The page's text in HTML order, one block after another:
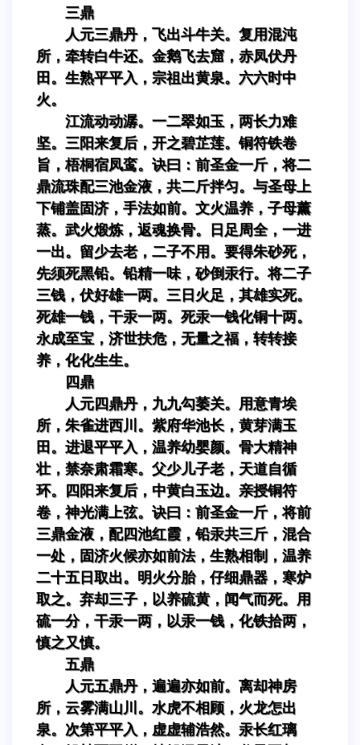
三鼎
人元三鼎丹，飞出斗牛关。复用混沌
所，牵转白牛还。金鹅飞去窟，赤凤伏丹
田。生熟平平入，宗祖出黄泉。六六时中
火。
江流动动潺。一二翠如玉，两长力难
坚。三阳来复后，开之碧芷莲。铜符铁卷
旨，梧桐宿凤鸾。诀曰：前圣金一斤，将二
鼎流珠配三池金液，共二斤拌匀。与圣母上
下铺盖固济，手法如前。文火温养，子母薰
蒸。武火煅炼，返魂换骨。日足周全，一进
一出。留少去老，二子不用。要得朱砂死，
先须死黑铅。铅精一味，砂倒汞行。将二子
三钱，伏好雄一两。三日火足，其雄实死。
死雄一钱，干汞一两。死汞一钱化铜十两。
永成至宝，济世扶危，无量之福，转转接
养，化化生生。
四鼎
人元四鼎丹，九九勾萎关。用意青埃
所，朱雀进西川。紫府华池长，黄芽满玉
田。进退平平入，温养幼婴颜。骨大精神
壮，禁奈肃霜寒。父少儿子老，天道自循
环。四阳来复后，中黄白玉边。亲授铜符
卷，神光满上弦。诀曰：前圣金一斤，将前
三鼎金液，配四池红霞，铅汞共三斤，混合
一处，固济火候亦如前法，生熟相制，温养
二十五日取出。明火分胎，仔细鼎器，寒炉
取之。弃却三子，以养硫黄，闻气而死。用
硫一分，干汞一两，以汞一钱，化铁拾两，
慎之又慎。
五鼎
人元五鼎丹，遍遍亦如前。离却神房
所，云雾满山川。水虎不相顾，火龙怎出
泉。次第平平入，虚虚辅浩然。汞长红璃